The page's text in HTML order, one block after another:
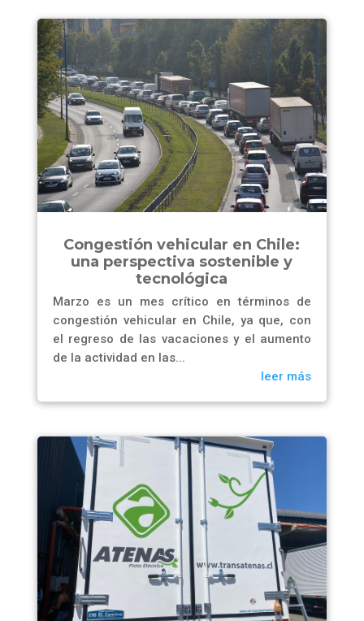
Congestión vehicular en Chile:
una perspectiva sostenible y
tecnológica
Marzo es un mes crítico en términos de
congestión vehicular en Chile, ya que, con
el regreso de las vacaciones y el aumento
de la actividad en las...
leer más